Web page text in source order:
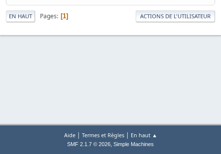
EN HAUT Pages 1 ACTIONS DE L'UTILISATEUR
Aide| Termes et Règles| En haut ▲
SMF 2.1.7 © 2026, Simple Machines